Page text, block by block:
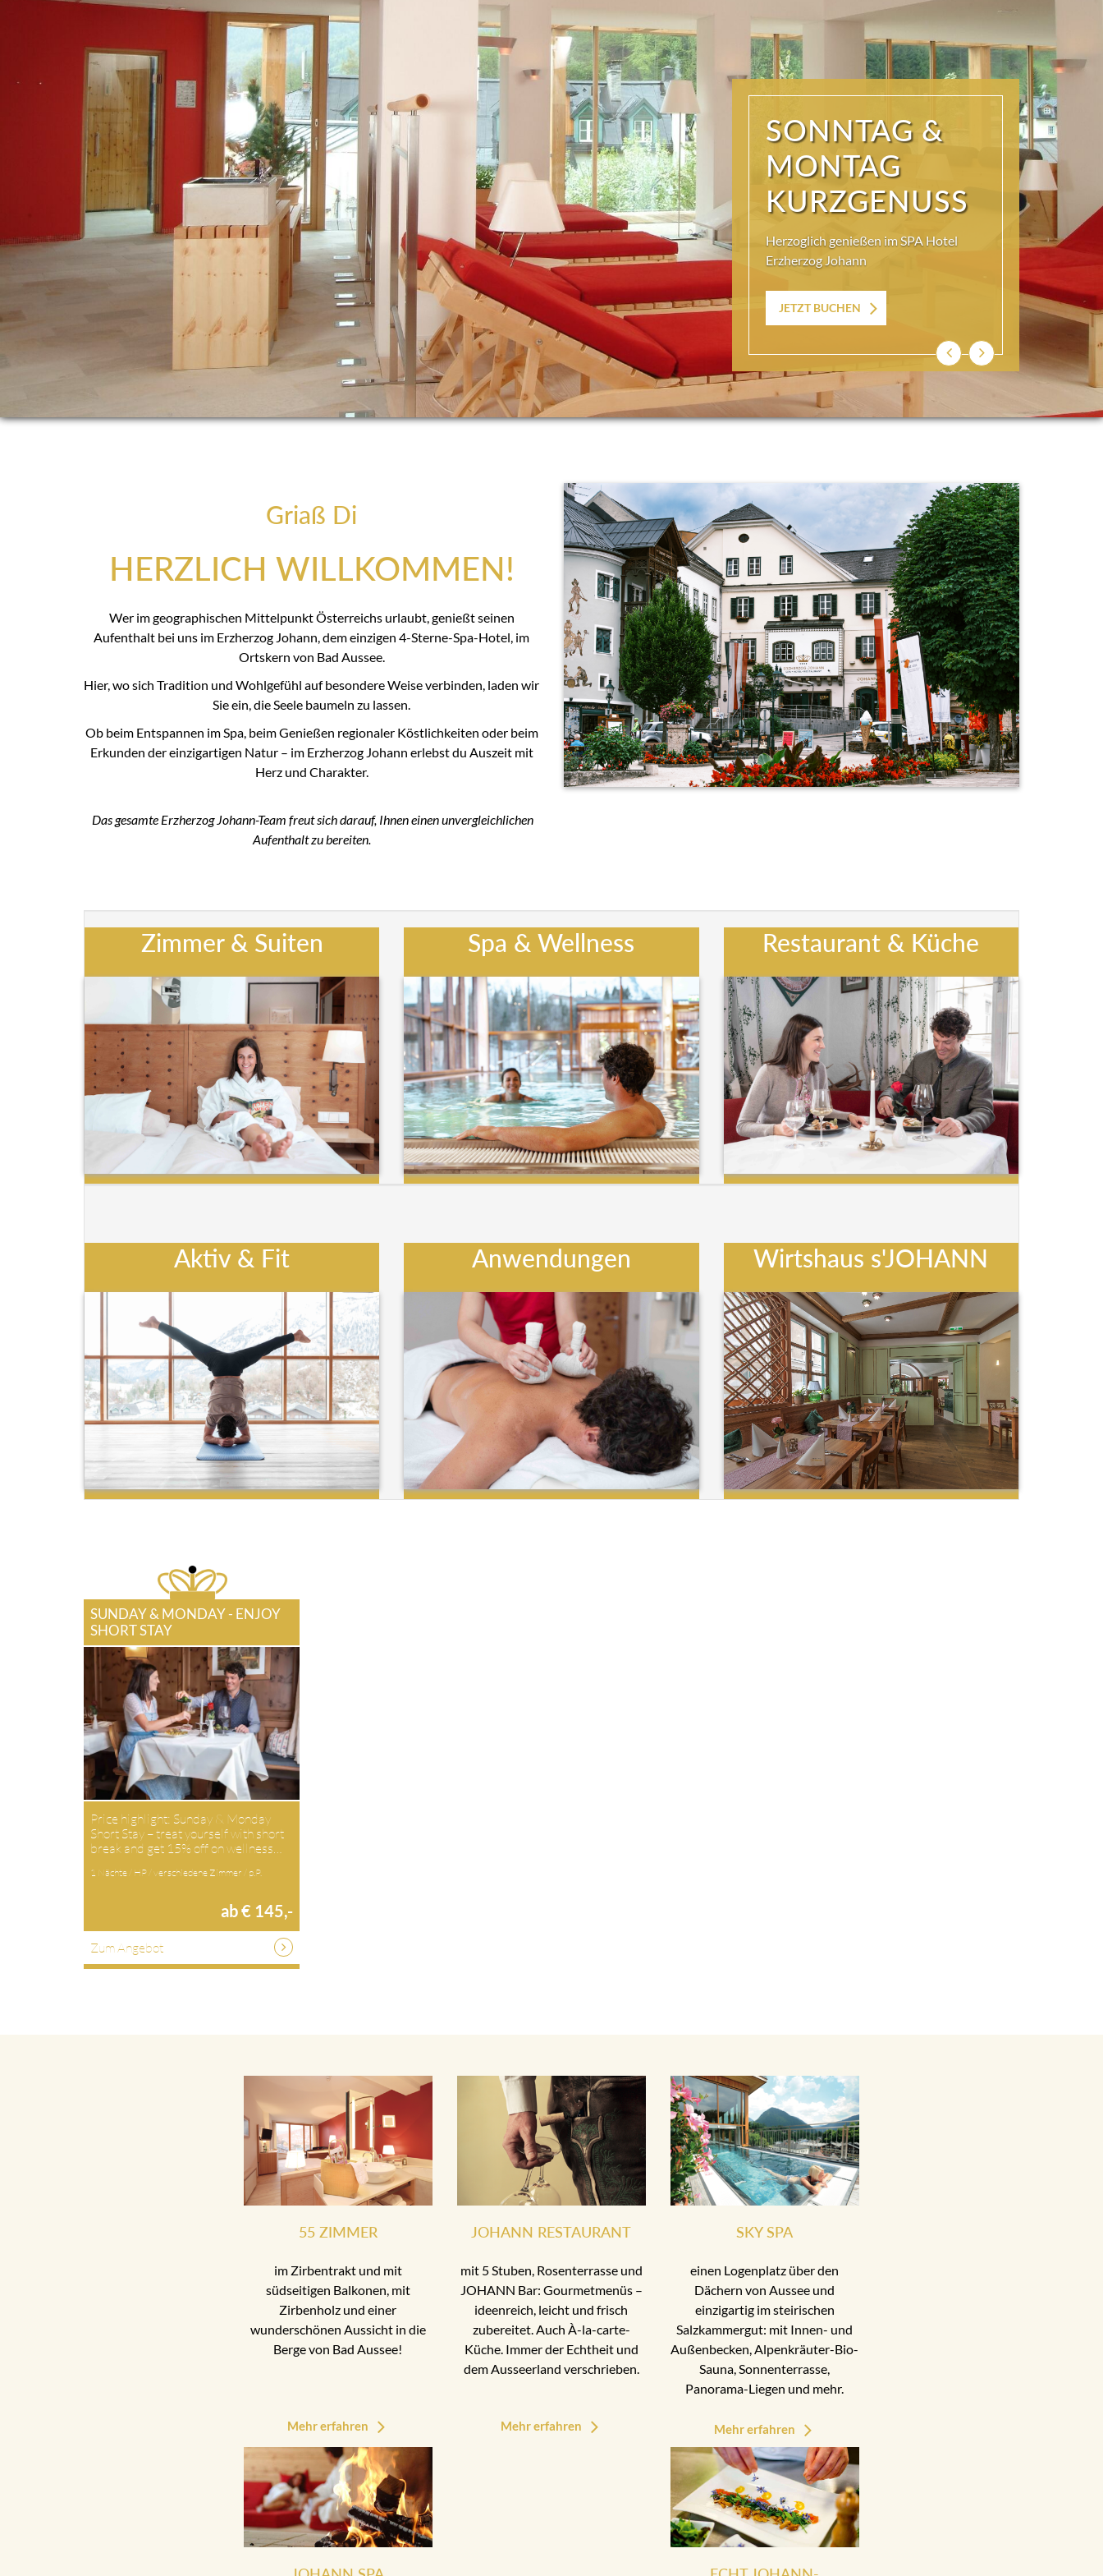
MÄDELS
URLAUB
Freundinnen-Urlaub und
Trachtenshopping mit ECHTEM
Ausseer Lebensgefühl
ZurückWeiter
Griaß Di
HERZLICH WILLKOMMEN!
Wer im geographischen Mittelpunkt Österreichs urlaubt, genießt seinen
Aufenthalt bei uns im Erzherzog Johann, dem einzigen 4-Sterne-Spa-Hotel, im
Ortskern von Bad Aussee.
Hier, wo sich Tradition und Wohlgefühl auf besondere Weise verbinden, laden wir
Sie ein, die Seele baumeln zu lassen.
Ob beim Entspannen im Spa, beim Genießen regionaler Köstlichkeiten oder beim
Erkunden der einzigartigen Natur – im Erzherzog Johann erlebst du Auszeit mit
Herz und Charakter.
Das gesamte Erzherzog Johann-Team freut sich darauf, Ihnen einen unvergleichlichen
Aufenthalt zu bereiten.
Zimmer & Suiten Spa & Wellness Restaurant & Küche
Aktiv & Fit Anwendungen Wirtshaus s'JOHANN
SUNDAY & MONDAY - ENJOY
SHORT STAY
Price highlight: Sunday & Monday
Short Stay – treat yourself with short
break and get 15% off on wellness…
1 Nächte / HP / verschiedene Zimmer / p.P.
ab € 145,-
Zum Angebot
55 ZIMMER
im Zirbentrakt und mit
südseitigen Balkonen, mit
Zirbenholz und einer
wunderschönen Aussicht in die
Berge von Bad Aussee!
Mehr erfahren
JOHANN RESTAURANT
mit 5 Stuben, Rosenterrasse und
JOHANN Bar: Gourmetmenüs –
ideenreich, leicht und frisch
zubereitet. Auch À-la-carte-
Küche. Immer der Echtheit und
dem Ausseerland verschrieben.
Mehr erfahren
SKY SPA
einen Logenplatz über den
Dächern von Aussee und
einzigartig im steirischen
Salzkammergut: mit Innen- und
Außenbecken, Alpenkräuter-Bio-
Sauna, Sonnenterrasse,
Panorama-Liegen und mehr.
Mehr erfahren